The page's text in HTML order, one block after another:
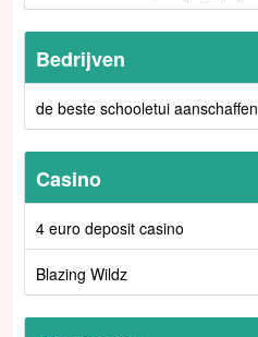
Bedrijven
de beste schooletui aanschaffen
Casino
4 euro deposit casino
Blazing Wildz